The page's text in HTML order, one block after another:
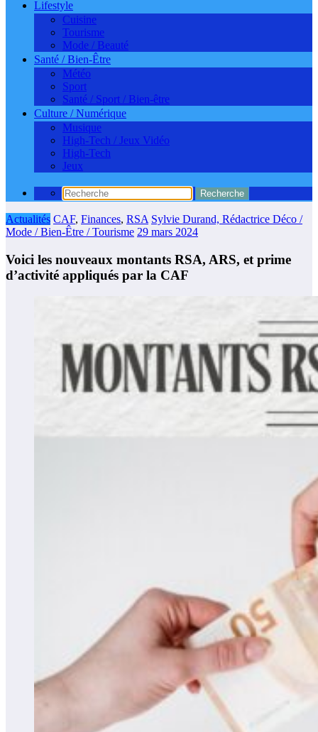
Lifestyle
Cuisine
Tourisme
Mode / Beauté
Santé / Bien-Être
Météo
Sport
Santé / Sport / Bien-être
Culture / Numérique
Musique
High-Tech / Jeux Vidéo
High-Tech
Jeux
Actualités CAF, Finances, RSA Sylvie Durand, Rédactrice Déco /
Mode / Bien-Être / Tourisme 29 mars 2024
Voici les nouveaux montants RSA, ARS, et prime
d’activité appliqués par la CAF